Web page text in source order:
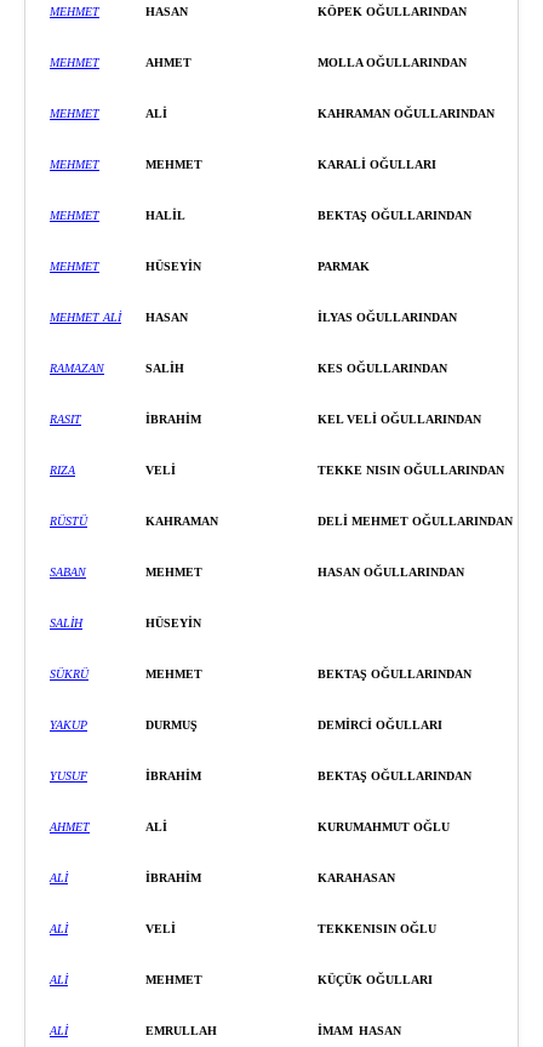
MEHMET HASAN KÖPEK OĞULLARINDAN
MEHMET AHMET MOLLA OĞULLARINDAN
MEHMET ALİ KAHRAMAN OĞULLARINDAN
MEHMET MEHMET KARALİ OĞULLARI
MEHMET HALİL BEKTAŞ OĞULLARINDAN
MEHMET HÜSEYİN PARMAK
MEHMET ALİ HASAN İLYAS OĞULLARINDAN
RAMAZAN SALİH KES OĞULLARINDAN
RASIT İBRAHİM KEL VELİ OĞULLARINDAN
RIZA VELİ TEKKE NISIN OĞULLARINDAN
RÜSTÜ KAHRAMAN DELİ MEHMET OĞULLARINDAN
SABAN MEHMET HASAN OĞULLARINDAN
SALİH HÜSEYİN
SÜKRÜ MEHMET BEKTAŞ OĞULLARINDAN
YAKUP DURMUŞ DEMİRCİ OĞULLARI
YUSUF İBRAHİM BEKTAŞ OĞULLARINDAN
AHMET ALİ KURUMAHMUT OĞLU
ALİ İBRAHİM KARAHASAN
ALİ VELİ TEKKENISIN OĞLU
ALİ MEHMET KÜÇÜK OĞULLARI
ALİ EMRULLAH İMAM HASAN